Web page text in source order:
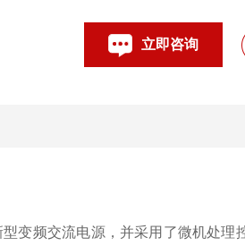
立即咨询
型变频交流电源，并采用了微机处